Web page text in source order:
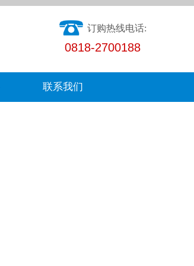
0818-2700188
订购热线电话:
联系我们